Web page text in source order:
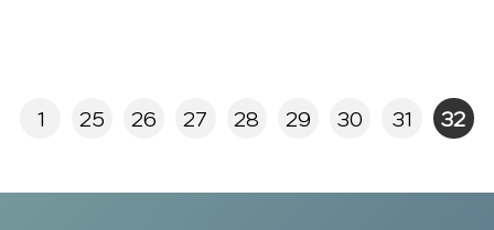
1 25 26 27 28 29 30 31 32